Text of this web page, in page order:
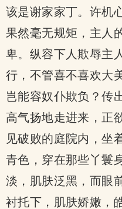
该是谢家家丁。许机
果然毫无规矩，主人
卑。纵容下人欺辱主
行，不管喜不喜欢大
岂能容奴仆欺负？传
高气扬地走进来，正
见破败的庭院内，坐
青色，穿在那些丫鬟
淡，肌肤泛黑，而眼
衬托下，肌肤娇嫩，